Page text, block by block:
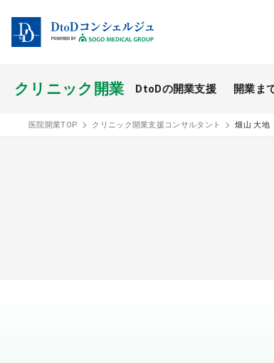
クリニック開業 DtoDの開業支援 開業ま
開業スタイル TOP
医院開業TOP クリニック開業支援コンサルタント 畑山 大地